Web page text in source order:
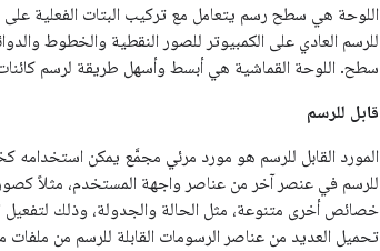
اللوحة هي سطح رسم يتعامل مع تركيب البتات الفعلية
للرسم العادي على الكمبيوتر للصور النقطية والخطوط
سطح. اللوحة القماشية هي أبسط وأسهل طريقة لرسم كائنات
قابل للرسم
المورد القابل للرسم هو مورد مرئي مجمَّع يمكن استخدامه
للرسم في عنصر آخر من عناصر واجهة المستخدم، مثلاً
خصائص أخرى متنوعة، مثل الحالة والجدولة، وذلك لتفعيل